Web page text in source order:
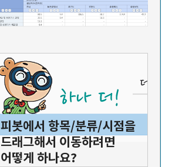
피봇에서 항목/분류/시점을
드래그해서 이동하려면
어떻게 하나요?